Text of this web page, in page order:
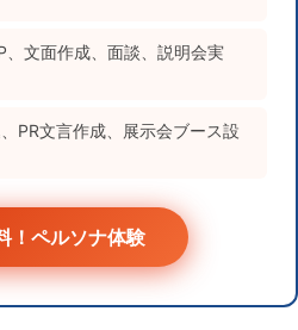
文面作成、面談、説明会実
PR文言作成、展示会ブース設
！ペルソナ体験